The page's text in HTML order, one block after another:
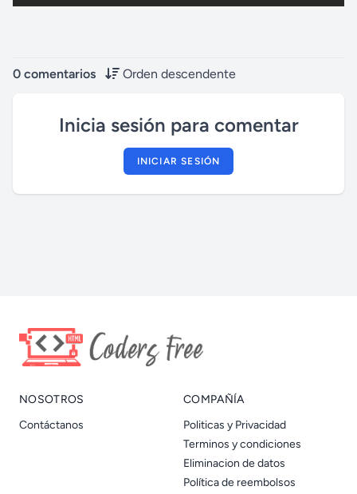
0 comentarios Orden descendente
Inicia sesión para comentar
INICIAR SESIÓN
NOSOTROS
Contáctanos
COMPAÑÍA
Politicas y Privacidad
Terminos y condiciones
Eliminacion de datos
Política de reembolsos